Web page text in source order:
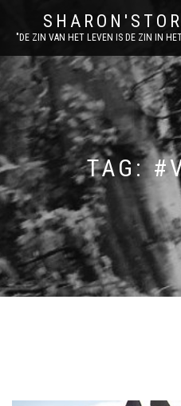
"DE ZIN VAN HET LEVEN IS DE ZIN IN
TAG: